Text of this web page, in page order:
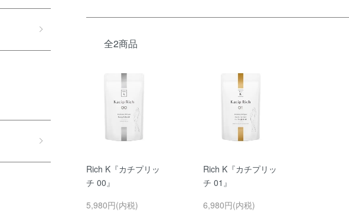
全2商品
Rich K『カチプリッ
チ 00』
5,980円(内税)
Rich K『カチプリッ
チ 01』
6,980円(内税)